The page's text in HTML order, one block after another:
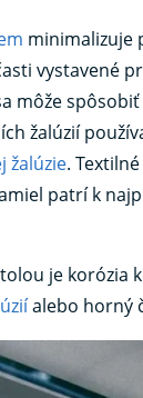
minimalizuje
vystavené
môže
žalúzií
žalúzie .
patrí k
je korózia
alebo horný